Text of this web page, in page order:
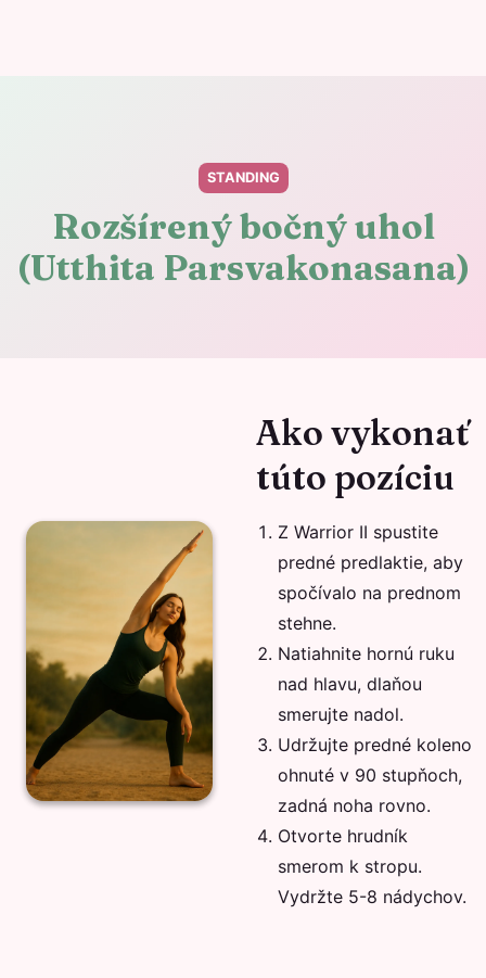
STANDING
Rozšírený bočný uhol
(Utthita Parsvakonasana)
Ako vykonať
túto pozíciu
Z Warrior II spustite
predné predlaktie, aby
spočívalo na prednom
stehne.
Natiahnite hornú ruku
nad hlavu, dlaňou
smerujte nadol.
Udržujte predné koleno
ohnuté v 90 stupňoch,
zadná noha rovno.
Otvorte hrudník
smerom k stropu.
Vydržte 5-8 nádychov.